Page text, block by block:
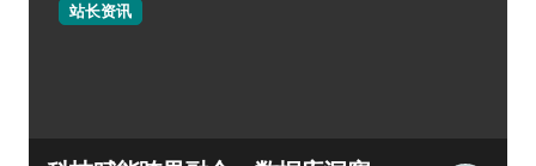
站长资讯